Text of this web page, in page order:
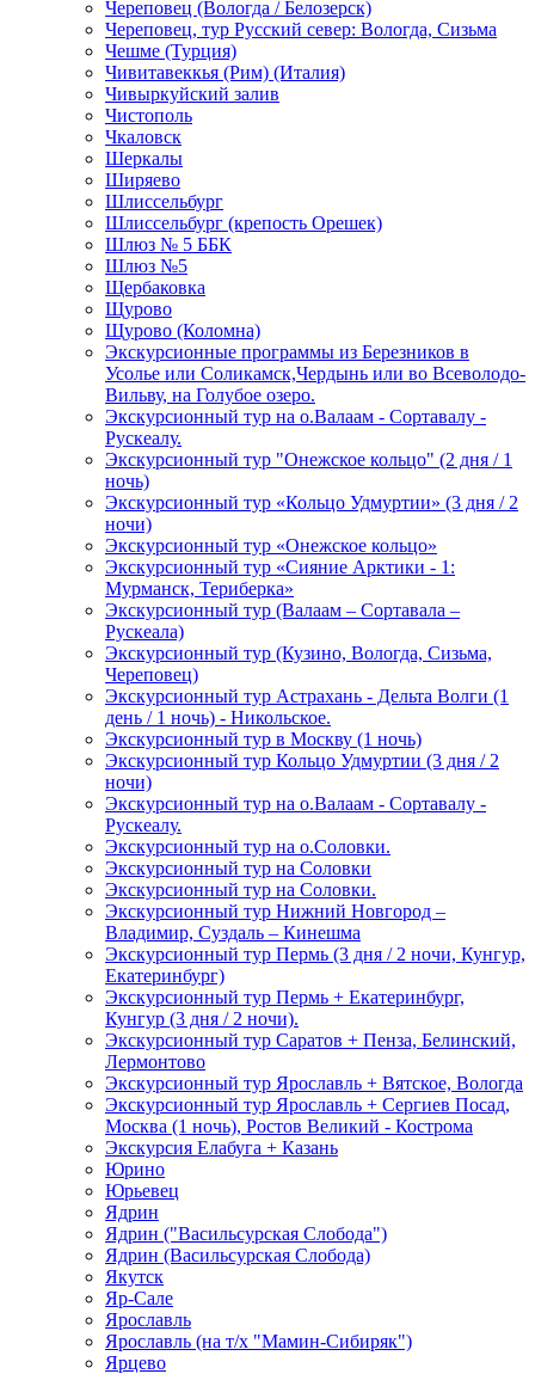
Череповец (Вологда / Белозерск)
Череповец, тур Русский север: Вологда, Сизьма
Чешме (Турция)
Чивитавеккья (Рим) (Италия)
Чивыркуйский залив
Чистополь
Чкаловск
Шеркалы
Ширяево
Шлиссельбург
Шлиссельбург (крепость Орешек)
Шлюз № 5 ББК
Шлюз №5
Щербаковка
Щурово
Щурово (Коломна)
Экскурсионные программы из Березников в
Усолье или Соликамск,Чердынь или во Всеволодо-
Вильву, на Голубое озеро.
Экскурсионный тур на о.Валаам - Сортавалу -
Рускеалу.
Экскурсионный тур "Онежское кольцо" (2 дня / 1
ночь)
Экскурсионный тур «Кольцо Удмуртии» (3 дня / 2
ночи)
Экскурсионный тур «Онежское кольцо»
Экскурсионный тур «Сияние Арктики - 1:
Мурманск, Териберка»
Экскурсионный тур (Валаам – Сортавала –
Рускеала)
Экскурсионный тур (Кузино, Вологда, Сизьма,
Череповец)
Экскурсионный тур Астрахань - Дельта Волги (1
день / 1 ночь) - Никольское.
Экскурсионный тур в Москву (1 ночь)
Экскурсионный тур Кольцо Удмуртии (3 дня / 2
ночи)
Экскурсионный тур на о.Валаам - Сортавалу -
Рускеалу.
Экскурсионный тур на о.Соловки.
Экскурсионный тур на Соловки
Экскурсионный тур на Соловки.
Экскурсионный тур Нижний Новгород –
Владимир, Суздаль – Кинешма
Экскурсионный тур Пермь (3 дня / 2 ночи, Кунгур,
Екатеринбург)
Экскурсионный тур Пермь + Екатеринбург,
Кунгур (3 дня / 2 ночи).
Экскурсионный тур Саратов + Пенза, Белинский,
Лермонтово
Экскурсионный тур Ярославль + Вятское, Вологда
Экскурсионный тур Ярославль + Сергиев Посад,
Москва (1 ночь), Ростов Великий - Кострома
Экскурсия Елабуга + Казань
Юрино
Юрьевец
Ядрин
Ядрин ("Васильсурская Слобода")
Ядрин (Васильсурская Слобода)
Якутск
Яр-Сале
Ярославль
Ярославль (на т/х "Мамин-Сибиряк")
Ярцево